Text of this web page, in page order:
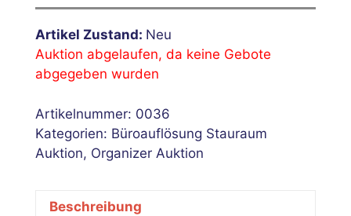
Artikel Zustand: Neu
Auktion abgelaufen, da keine Gebote
abgegeben wurden
Artikelnummer: 0036
Kategorien: Büroauflösung Stauraum
Auktion, Organizer Auktion
Beschreibung